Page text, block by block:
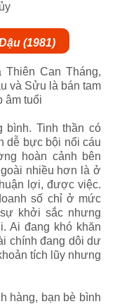
(1981)
Can Tháng,
và Sửu là bán tam
âm tuổi
bình. Tinh thần có
dễ bực bội nổi cáu
hoàn cảnh bên
nhiều hơn là ở
lợi, được việc.
số chỉ ở mức
khởi sắc nhưng
Ai đang khó khăn
chính đang dôi dư
tích lũy nhưng
hàng, bạn bè bình